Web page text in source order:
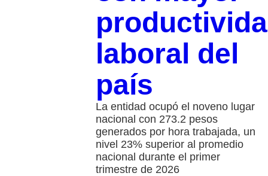
laboral del
país
La entidad ocupó el noveno lugar
nacional con 273.2 pesos
generados por hora trabajada, un
nivel 23% superior al promedio
nacional durante el primer
trimestre de 2026